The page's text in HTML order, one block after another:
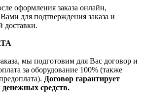
оформления заказа онлайн,
для подтверждения заказа и
доставки.
мы подготовим для Вас договор и
за оборудование 100% (также
Договор гарантирует
денежных средств.